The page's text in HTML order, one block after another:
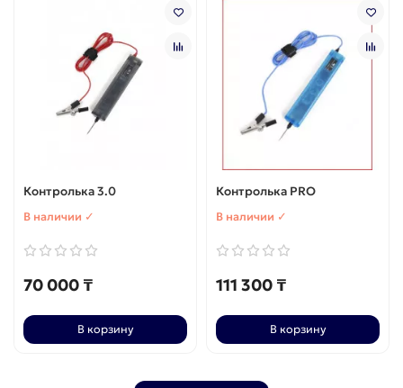
Контролька 3.0
В наличии ✓
70 000 ₸
В корзину
Контролька PRO
В наличии ✓
111 300 ₸
В корзину